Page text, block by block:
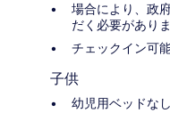
場合により、政
だく必要があり
チェックイン可
子供
幼児用ベッドなし